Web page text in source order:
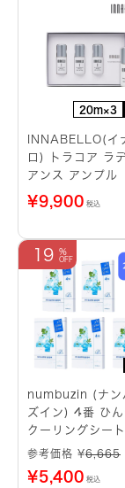
20m×3
INNABELLO(イ
ロ) トラコア ラ
アンス アンプル
¥9,900 税込
19
numbuzin (ナン
ズイン) 4番 ひん
クーリングシー
ク
参考価格 ¥6,665
¥5,400 税込